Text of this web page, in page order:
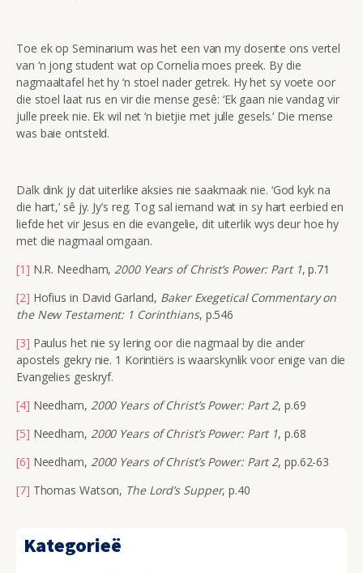
Toe ek op Seminarium was het een van my dosente ons vertel
van ‘n jong student wat op Cornelia moes preek. By die
nagmaaltafel het hy ‘n stoel nader getrek. Hy het sy voete oor
die stoel laat rus en vir die mense gesê: ‘Ek gaan nie vandag vir
julle preek nie. Ek wil net ‘n bietjie met julle gesels.’ Die mense
was baie ontsteld.
Dalk dink jy dat uiterlike aksies nie saakmaak nie. ‘God kyk na
die hart,’ sê jy. Jy’s reg. Tog sal iemand wat in sy hart eerbied en
liefde het vir Jesus en die evangelie, dit uiterlik wys deur hoe hy
met die nagmaal omgaan.
[1] N.R. Needham,2000 Years of Christ’s Power: Part 1, p.71
[2] Hofius in David Garland, Baker Exegetical Commentary on
the New Testament: 1 Corinthians, p.546
[3] Paulus het nie sy lering oor die nagmaal by die ander
apostels gekry nie. 1 Korintiërs is waarskynlik voor enige van die
Evangelies geskryf.
[4] Needham, 2000 Years of Christ’s Power: Part 2, p.69
[5] Needham, 2000 Years of Christ’s Power: Part 1, p.68
[6] Needham, 2000 Years of Christ’s Power: Part 2, pp.62-63
[7] Thomas Watson, The Lord’s Supper, p.40
Kategorieë